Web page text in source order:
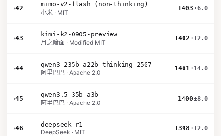
›42
mimo-v2-flash (non-thinking)
小米 · MIT
1403±6.0
›43
kimi-k2-0905-preview
月之暗面 · Modified MIT
1402±12.0
›44
qwen3-235b-a22b-thinking-2507
阿里巴巴 · Apache 2.0
1401±14.0
›45
qwen3.5-35b-a3b
阿里巴巴 · Apache 2.0
1400±8.0
›46
deepseek-r1
DeepSeek · MIT
1398±12.0